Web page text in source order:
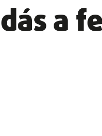
a